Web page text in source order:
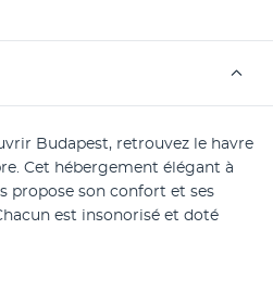
Budapest, retrouvez le havre
Cet hébergement élégant à
propose son confort et ses
est insonorisé et doté